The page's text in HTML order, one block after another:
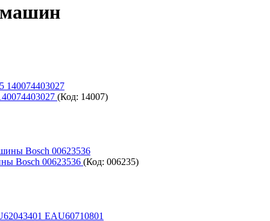
машин
(Код: 14007)
Bosch 00623536 (Код: 006235)